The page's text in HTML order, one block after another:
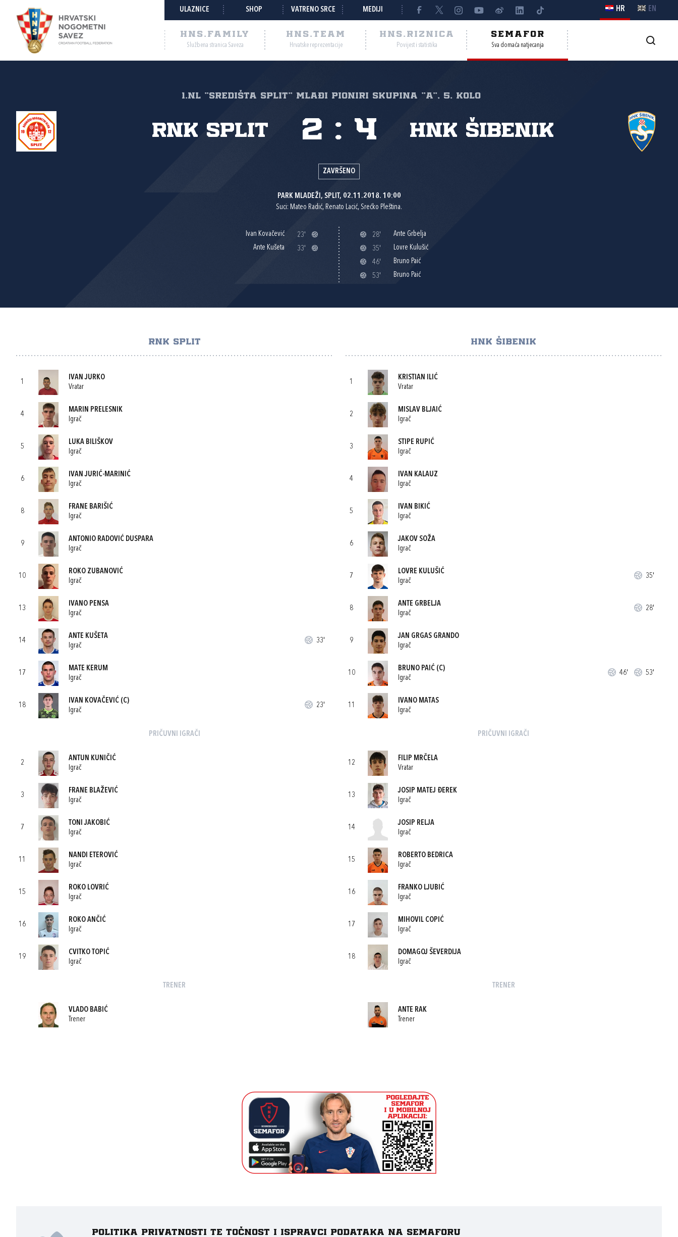
ULAZNICE SHOP VATRENO SRCE MEDIJI HR EN
HNS.FAMILY
Službena stranica Saveza
HNS.TEAM
Hrvatske reprezentacije
HNS.RIZNICA
Povijest i statistika
SEMAFOR
Sva domaća natjecanja
1.NL "SREDIŠTA SPLIT" Mlađi pioniri Skupina "A", 5. kolo
RNK Split HNK Šibenik
2 : 4
ZAVRŠENO
PARK MLADEŽI, SPLIT, 02.11.2018. 10:00
Suci: Mateo Radić, Renato Lacić, Srećko Pleština.
Ivan Kovačević
23'
Ante Kušeta
33'
28'
Ante Grbelja
35'
Lovre Kulušić
46'
Bruno Paić
53'
Bruno Paić
RNK SPLIT
1
IVAN JURKO
Vratar
4
MARIN PRELESNIK
Igrač
5
LUKA BILIŠKOV
Igrač
6
IVAN JURIĆ-MARINIĆ
Igrač
8
FRANE BARIŠIĆ
Igrač
9
ANTONIO RADOVIĆ DUSPARA
Igrač
10
ROKO ZUBANOVIĆ
Igrač
13
IVANO PENSA
Igrač
14
ANTE KUŠETA
Igrač
33'
17
MATE KERUM
Igrač
18
IVAN KOVAČEVIĆ (C)
Igrač
23'
PRIČUVNI IGRAČI
2
ANTUN KUNIČIĆ
Igrač
3
FRANE BLAŽEVIĆ
Igrač
7
TONI JAKOBIĆ
Igrač
11
NANDI ETEROVIĆ
Igrač
15
ROKO LOVRIĆ
Igrač
16
ROKO ANČIĆ
Igrač
19
CVITKO TOPIĆ
Igrač
TRENER
VLADO BABIĆ
Trener
HNK ŠIBENIK
1
KRISTIAN ILIĆ
Vratar
2
MISLAV BLJAIĆ
Igrač
3
STIPE RUPIĆ
Igrač
4
IVAN KALAUZ
Igrač
5
IVAN BIKIĆ
Igrač
6
JAKOV SOŽA
Igrač
7
LOVRE KULUŠIĆ
Igrač
35'
8
ANTE GRBELJA
Igrač
28'
9
JAN GRGAS GRANDO
Igrač
10
BRUNO PAIĆ(C)
Igrač
46' 53'
11
IVANO MATAS
Igrač
PRIČUVNI IGRAČI
12
FILIP MRČELA
Vratar
13
JOSIP MATEJ ĐEREK
Igrač
14
JOSIP RELJA
Igrač
15
ROBERTO BEDRICA
Igrač
16
FRANKO LJUBIĆ
Igrač
17
MIHOVIL COPIĆ
Igrač
18
DOMAGOJ ŠEVERDIJA
Igrač
TRENER
ANTE RAK
Trener
Politika privatnosti te točnost i ispravci podataka na Semaforu